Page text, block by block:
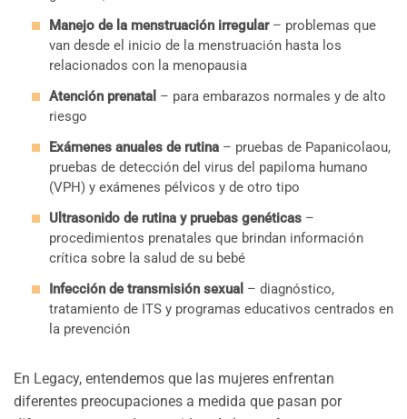
Manejo de la menstruación irregular– problemas que
van desde el inicio de la menstruación hasta los
relacionados con la menopausia
Atención prenatal – para embarazos normales y de alto
riesgo
Exámenes anuales de rutina – pruebas de Papanicolaou,
pruebas de detección del virus del papiloma humano
(VPH) y exámenes pélvicos y de otro tipo
Ultrasonido de rutina y pruebas genéticas –
procedimientos prenatales que brindan información
crítica sobre la salud de su bebé
Infección de transmisión sexual – diagnóstico,
tratamiento de ITS y programas educativos centrados en
la prevención
En Legacy, entendemos que las mujeres enfrentan
diferentes preocupaciones a medida que pasan por